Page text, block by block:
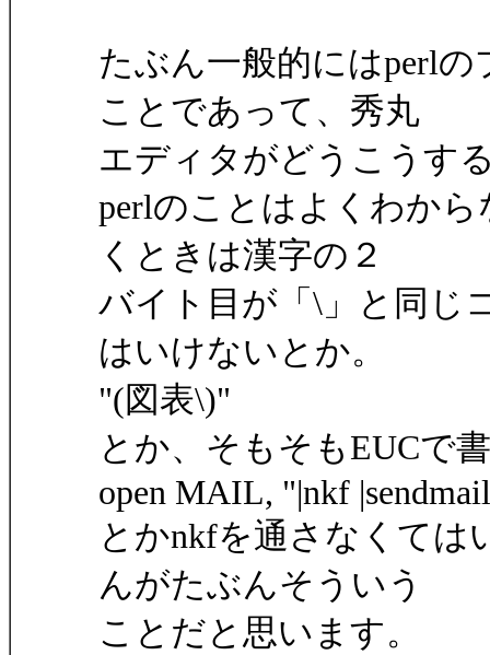
たぶん一般的にはperl
ことであって、秀丸
エディタがどうこうす
perlのことはよくわか
くときは漢字の２
バイト目が「\」と同じ
はいけないとか。
"(図表\)"
とか、そもそもEUCで
open MAIL, "|nkf
とかnkfを通さなくては
んがたぶんそういう
ことだと思います。